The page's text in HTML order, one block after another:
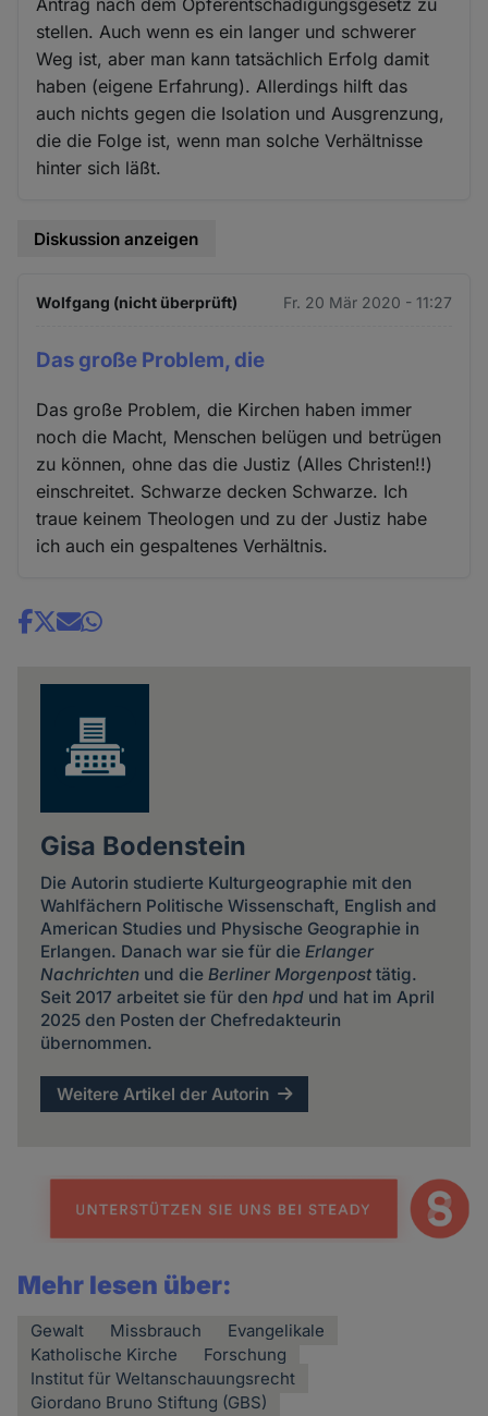
stellen. Auch wenn es ein langer und schwerer
Weg ist, aber man kann tatsächlich Erfolg damit
haben (eigene Erfahrung). Allerdings hilft das
auch nichts gegen die Isolation und Ausgrenzung,
die die Folge ist, wenn man solche Verhältnisse
hinter sich läßt.
Diskussion anzeigen
Wolfgang (nicht überprüft) Fr. 20 Mär 2020 - 11:27
Das große Problem, die
Das große Problem, die Kirchen haben immer
noch die Macht, Menschen belügen und betrügen
zu können, ohne das die Justiz (Alles Christen!!)
einschreitet. Schwarze decken Schwarze. Ich
traue keinem Theologen und zu der Justiz habe
ich auch ein gespaltenes Verhältnis.
Share
Gisa Bodenstein
Die Autorin studierte Kulturgeographie mit den
Wahlfächern Politische Wissenschaft, English and
American Studies und Physische Geographie in
Erlangen. Danach war sie für die Erlanger
Nachrichtenund die Berliner Morgenposttätig.
Seit 2017 arbeitet sie für den hpdund hat im April
2025 den Posten der Chefredakteurin
übernommen.
Weitere Artikel der Autorin
Mehr lesen über:
Gewalt Missbrauch
Evangelikale
Katholische Kirche
Forschung
Institut für Weltanschauungsrecht
Giordano Bruno Stiftung (GBS)